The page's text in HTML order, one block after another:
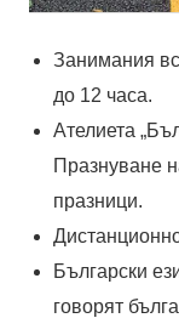
Занимания
до 12 часа.
Ателиета
Празнуване
празници.
Български
говорят